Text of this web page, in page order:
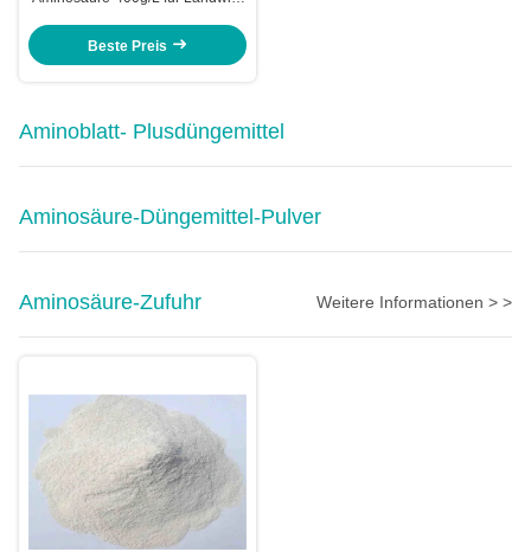
Beste Preis
Aminoblatt- Plusdüngemittel
Aminosäure-Düngemittel-Pulver
Aminosäure-Zufuhr Weitere Informationen > >